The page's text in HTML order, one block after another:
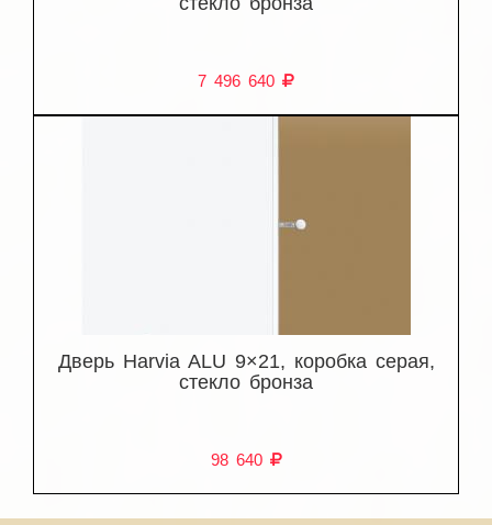
7 496 640
Дверь Harvia ALU 9×21, коробка серая,
стекло бронза
98 640